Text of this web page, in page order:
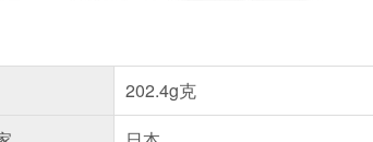
202.4g克